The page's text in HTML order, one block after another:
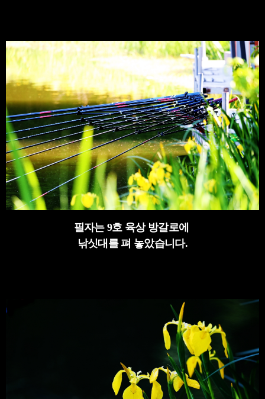
필자는 9호 육상 방갈로에
낚싯대를 펴 놓았습니다.